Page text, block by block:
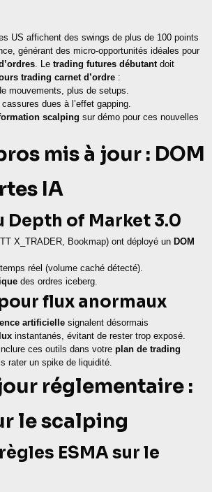
US affichent des swings de plus de 100 points
générant des micro-opportunités idéales pour
. Le trading futures débutantdoit
trading carnet d’ordre :
mouvements, plus de setups.
dues à l’effet gapping.
scalping sur démo pour ces nouvelles
mis à jour : DOM
IA
Depth of Market 3.0
X_TRADER, Bookmap) ont déployé un DOM
réel (volume caché détecté).
des ordres iceberg.
flux anormaux
artificielle signalent désormais
instantanés, évitant de rester trop exposé.
ces outils dans votre plan de trading
rater un spike de liquidité.
réglementaire :
le scalping
ESMA sur le